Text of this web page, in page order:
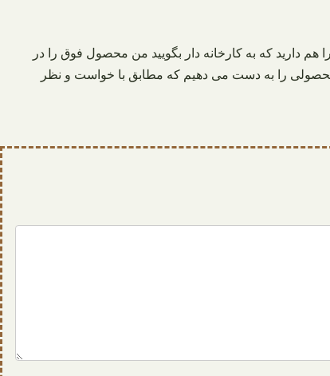
دارید که به کارخانه‌ دار بگویید من محصول فوق را در
و محصولی را به دست می‌ دهیم که مطابق با خواست و نظر